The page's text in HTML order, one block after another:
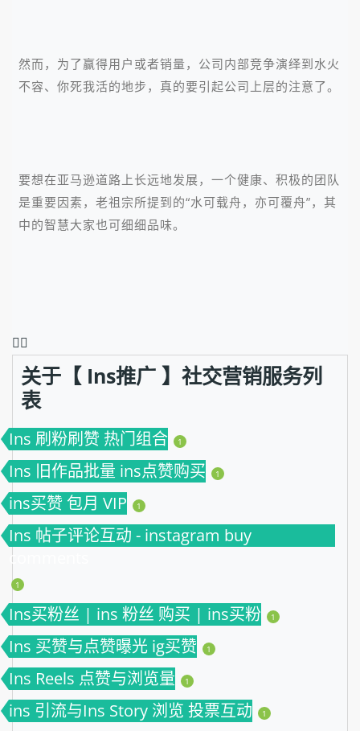
然而，为了赢得用户或者销量，公司内部竞争演绎到水火
不容、你死我活的地步，真的要引起公司上层的注意了。
要想在亚马逊道路上长远地发展，一个健康、积极的团队
是重要因素，老祖宗所提到的“水可载舟，亦可覆舟”，其
中的智慧大家也可细细品味。
❤️‍🔥
关于【 Ins推广 】社交营销服务列
表
Ins 刷粉刷赞 热门组合 1
Ins 旧作品批量 ins点赞购买 1
ins买赞 包月 VIP 1
Ins 帖子评论互动 - instagram buy
comments
1
Ins买粉丝 | ins 粉丝 购买 | ins买粉 1
Ins 买赞与点赞曝光 ig买赞 1
Ins Reels 点赞与浏览量 1
ins 引流与Ins Story 浏览 投票互动 1